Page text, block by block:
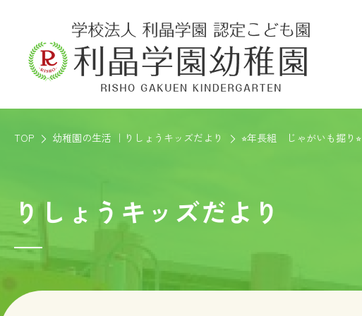
TOP 幼稚園の生活 ｜りしょうキッズだより ⭐︎年長組 じゃがいも掘り⭐︎
りしょうキッズだより